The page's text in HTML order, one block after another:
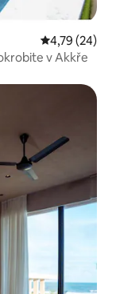
Průměrné
4,79 (24)
v Akkře